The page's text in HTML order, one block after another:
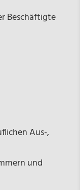
Beschäftigte
Aus-,
und